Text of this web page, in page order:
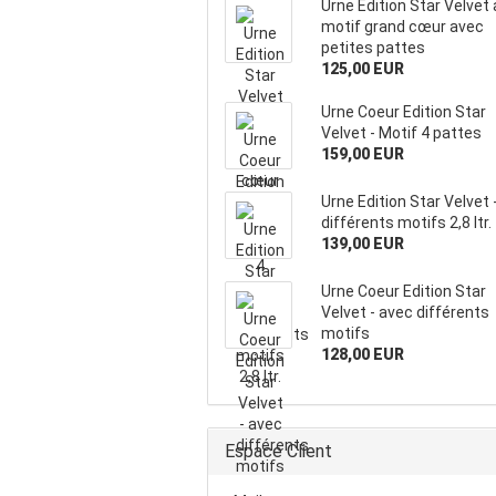
Urne Edition Star Velvet
motif grand cœur avec
petites pattes
125,00 EUR
Urne Coeur Edition Star
Velvet - Motif 4 pattes
159,00 EUR
Urne Edition Star Velvet
différents motifs 2,8 ltr.
139,00 EUR
Urne Coeur Edition Star
Velvet - avec différents
motifs
128,00 EUR
Espace Client